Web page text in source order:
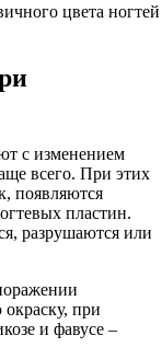
цвета ногтей
с изменением
всего. При этих
появляются
пластин.
разрушаются или
при
и фавусе –